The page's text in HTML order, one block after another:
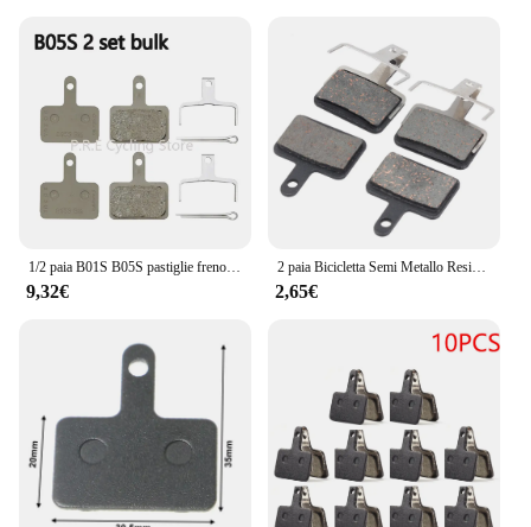
1/2 paia B01S B05S pastiglie freno a disco per bicicletta Pad in resina per Shimano MT200 M355 M395 M415 M445 M465 M495 M525 M575 C501 T615 M4050
9,32€
2 paia Bicicletta Semi Metallo Resina Ceramica Pastiglie Dei Freni A Disco per Shimano B01S M375 M395 M416 M445 M446 M485 M486 M515 M525
2,65€